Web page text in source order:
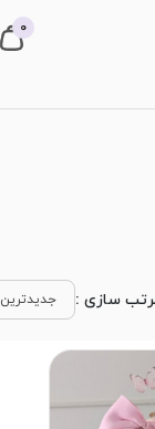
0
سازی : جدیدترین